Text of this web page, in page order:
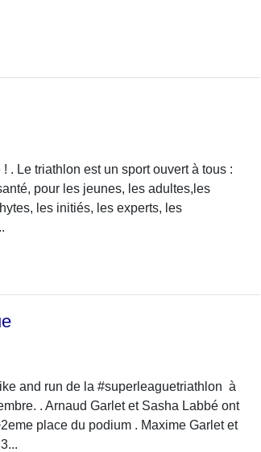
. Le triathlon est un sport ouvert à tous :
pour les jeunes, les adultes,les
les initiés, les experts, les
and run de la #superleaguetriathlon à
. Arnaud Garlet et Sasha Labbé ont
place du podium . Maxime Garlet et